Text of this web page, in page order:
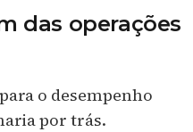
das operações
o desempenho
por trás.